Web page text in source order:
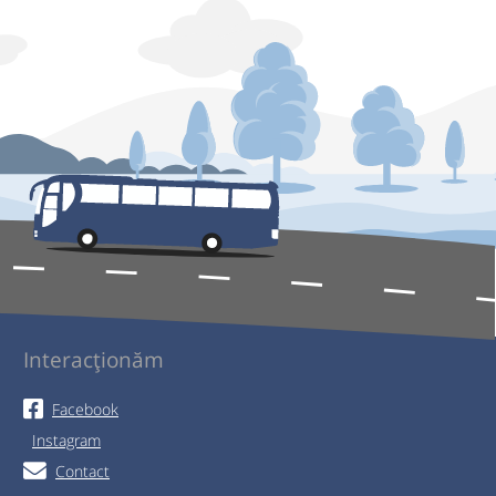
Interacționăm
Facebook
Instagram
Contact